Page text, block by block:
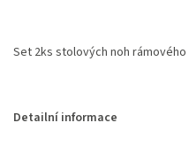
Set 2ks stolových noh rámového
Detailní informace